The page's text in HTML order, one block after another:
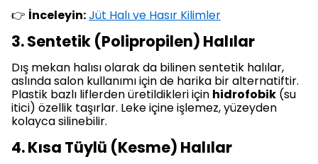
👉 İnceleyin:Jüt Halı ve Hasır Kilimler
3. Sentetik (Polipropilen) Halılar
Dış mekan halısı olarak da bilinen sentetik halılar,
aslında salon kullanımı için de harika bir alternatiftir.
Plastik bazlı liflerden üretildikleri için hidrofobik (su
itici) özellik taşırlar. Leke içine işlemez, yüzeyden
kolayca silinebilir.
4. Kısa Tüylü (Kesme) Halılar